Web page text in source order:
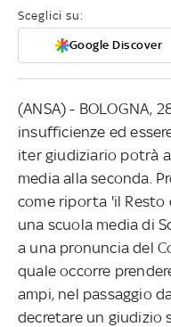
Sceglici su:
Google Discover
(ANSA) - BOLOGNA,
insufficienze ed
iter giudiziario potrà
media alla seconda.
come riporta 'il Resto
una scuola media di
a una pronuncia del
quale occorre
ampi, nel passaggio
decretare un giudizio